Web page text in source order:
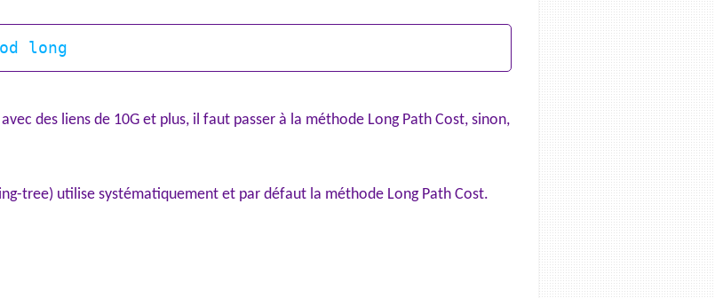
des liens de 10G et plus, il faut passer à la méthode Long Path Cost, sinon,
tree) utilise systématiquement et par défaut la méthode Long Path Cost.